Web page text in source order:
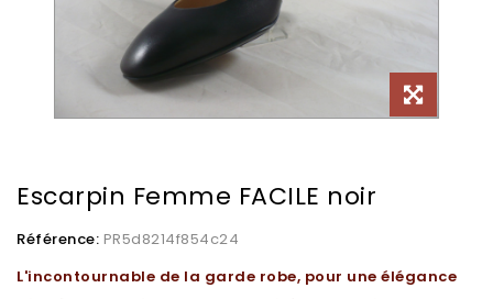
Escarpin Femme FACILE noir
Référence: PR5d8214f854c24
L'incontournable de la garde robe, pour une élégance